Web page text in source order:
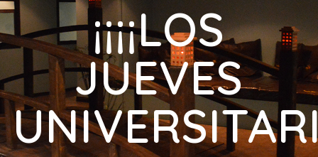
¡¡¡¡LOS
JUEVES